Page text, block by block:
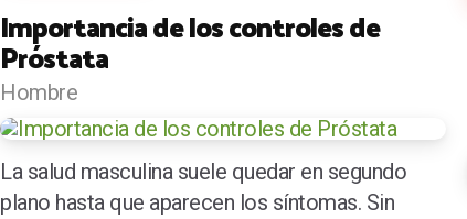
Importancia de los controles de
Próstata
Hombre
La salud masculina suele quedar en segundo
plano hasta que aparecen los síntomas. Sin